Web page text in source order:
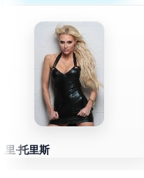
里·托里斯